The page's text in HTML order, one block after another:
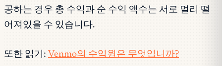
공하는 경우 총 수익과 순 수익 액수는 서로 멀리 떨
어져있을 수 있습니다.
또한 읽기: Venmo의 수익원은 무엇입니까?